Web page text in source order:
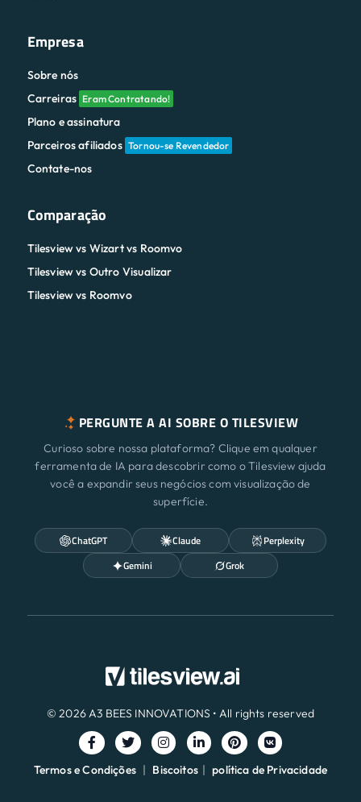
Empresa
Sobre nós
Carreiras Eram Contratando!
Plano e assinatura
Parceiros afiliados Tornou-se Revendedor
Contate-nos
Comparação
Tilesview vs Wizart vs Roomvo
Tilesview vs Outro Visualizar
Tilesview vs Roomvo
PERGUNTE A AI SOBRE O TILESVIEW
Curioso sobre nossa plataforma? Clique em qualquer
ferramenta de IA para descobrir como o Tilesview ajuda
você a expandir seus negócios com visualização de
superfície.
ChatGPT Claude
Perplexity
Gemini
Grok
© 2026 A3 BEES INNOVATIONS • All rights reserved
Termos e Condições | Biscoitos | política de Privacidade